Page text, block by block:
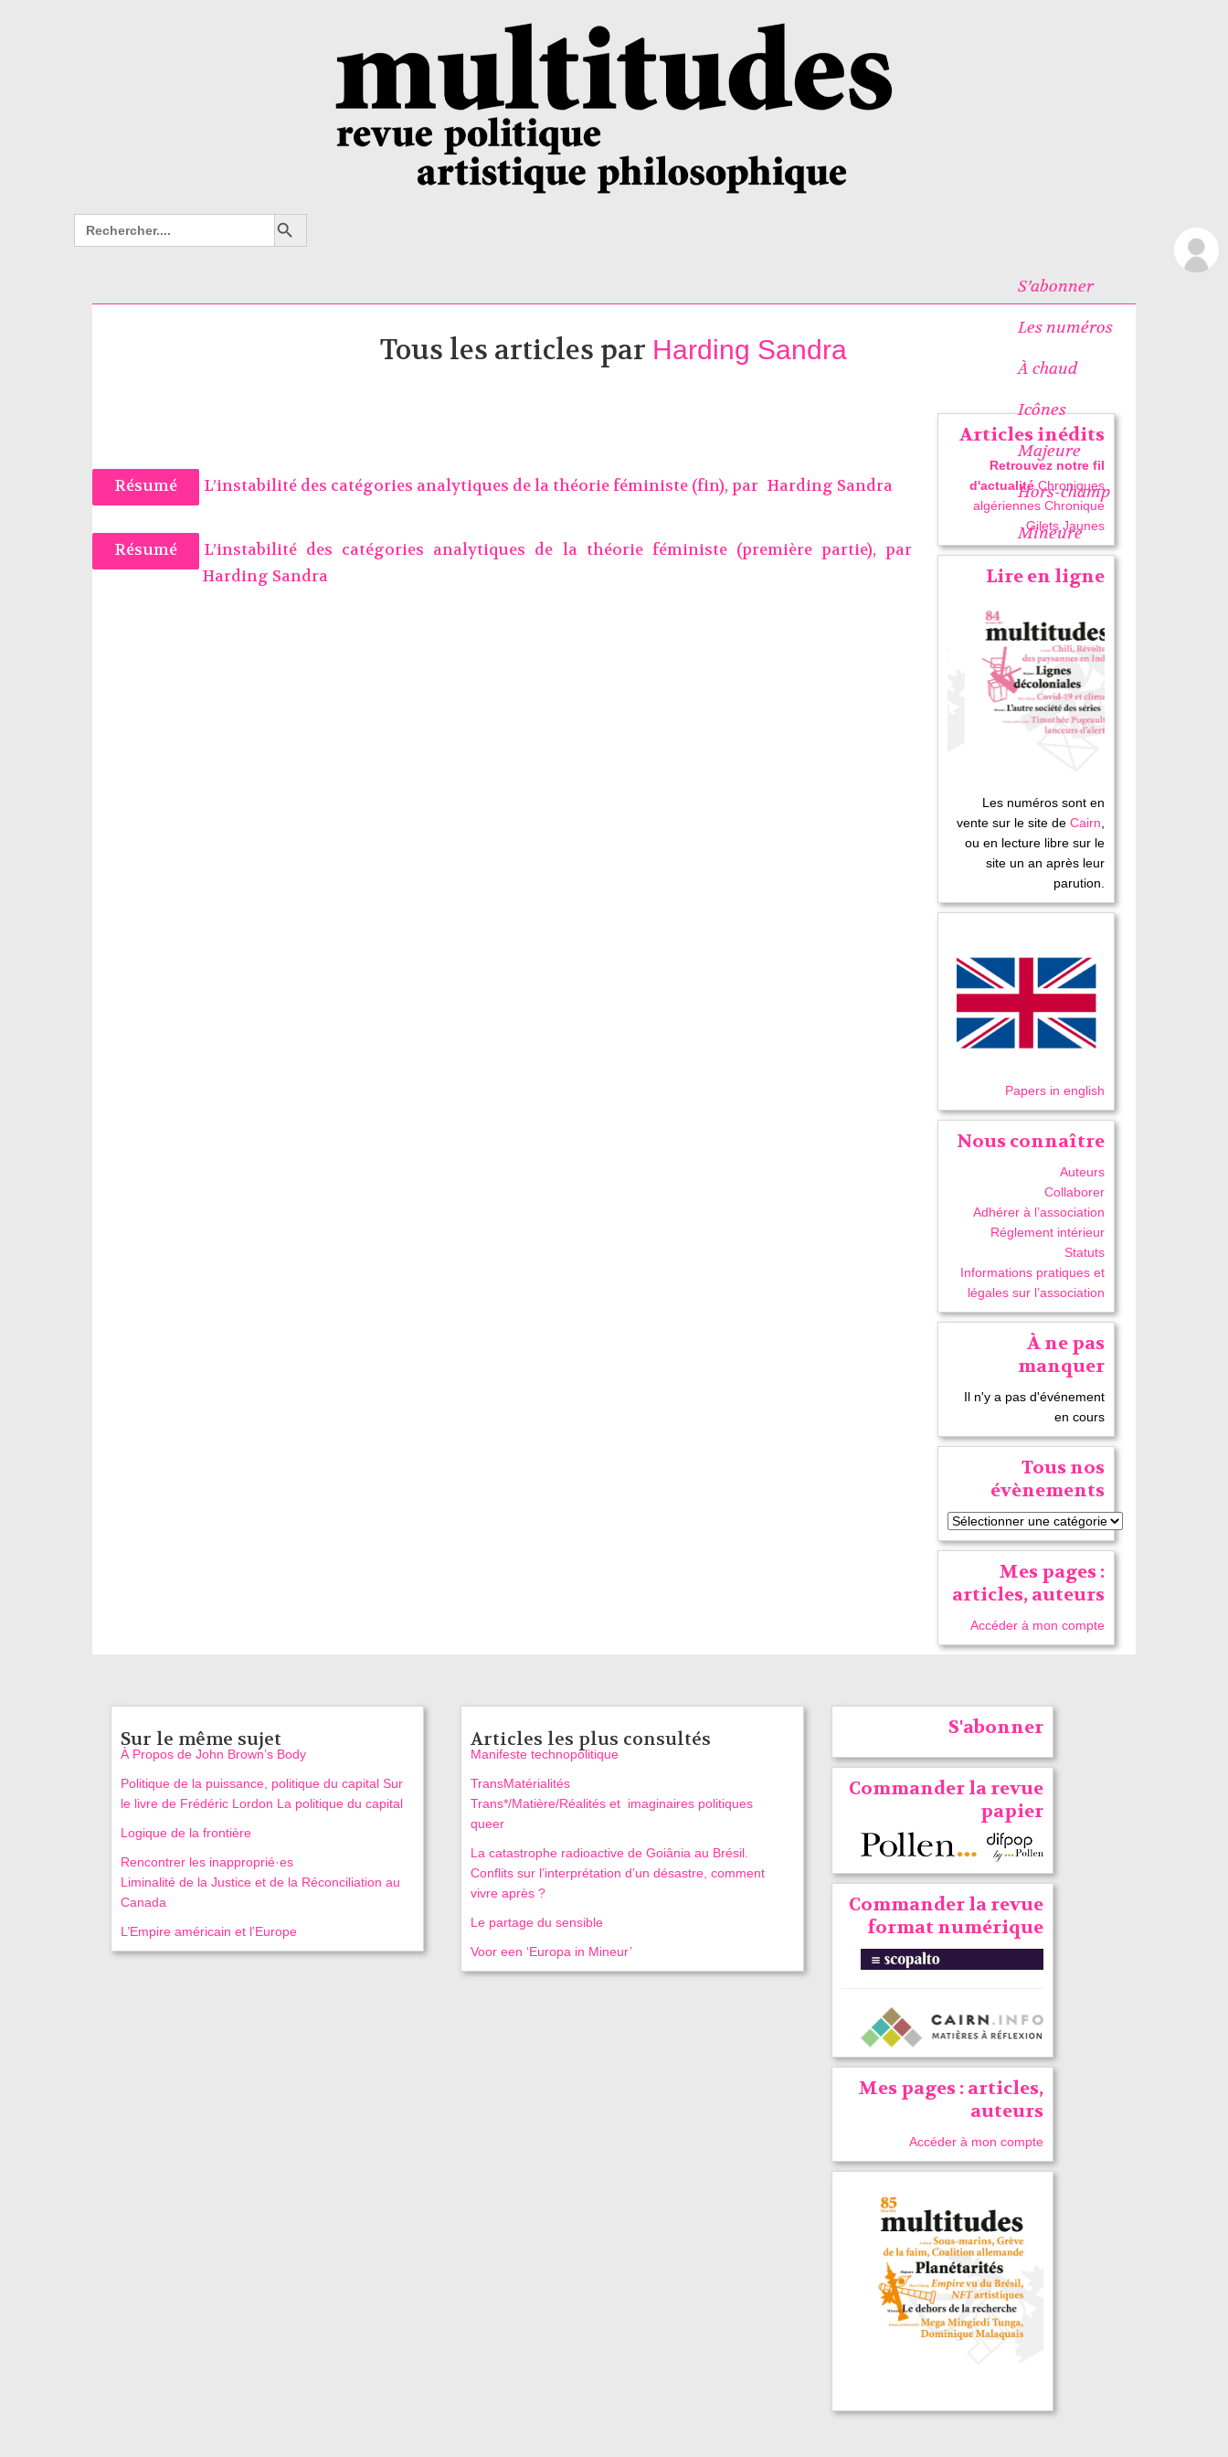
Search
for:
Search Button
S’abonner
Les numéros
À chaud
Icônes
Majeure
Hors-champ
Mineure
Tous les articles par Harding Sandra
Résumé L’instabilité des catégories analytiques de la théorie féministe (fin), par Harding Sandra
Résumé
L’instabilité des catégories analytiques de la théorie féministe (première partie), par
Harding Sandra
Articles inédits
Retrouvez notre fil
d'actualité Chroniques
algériennes Chronique
Gilets Jaunes
Lire en ligne
Les numéros sont en
vente sur le site deCairn,
ou en lecture libre sur le
site un an après leur
parution.
Papers in english
Nous connaître
Auteurs
Collaborer
Adhérer à l’association
Réglement intérieur
Statuts
Informations pratiques et
légales sur l’association
À ne pas
manquer
Il n'y a pas d'événement
en cours
Tous nos
évènements
Mes pages :
articles, auteurs
Accéder à mon compte
Sur le même sujet
À Propos de John Brown’s Body
Politique de la puissance, politique du capital Sur
le livre de Frédéric Lordon La politique du capital
Logique de la frontière
Rencontrer les inapproprié·es
Liminalité de la Justice et de la Réconciliation au
Canada
L’Empire américain et l’Europe
Articles les plus consultés
Manifeste technopolitique
TransMatérialités
Trans*/Matière/Réalités et imaginaires politiques
queer
La catastrophe radioactive de Goiânia au Brésil.
Conflits sur l’interprétation d’un désastre, comment
vivre après ?
Le partage du sensible
Voor een ‘Europa in Mineur’
S'abonner
Commander la revue
papier
Commander la revue
format numérique
Mes pages : articles,
auteurs
Accéder à mon compte